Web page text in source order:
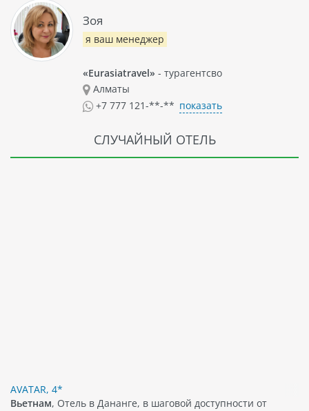
Зоя
я ваш менеджер
«Eurasiatravel» - турагентсво
Алматы
+7 777 121-**-** показать
СЛУЧАЙНЫЙ ОТЕЛЬ
AVATAR, 4*
Вьетнам, Отель в Дананге, в шаговой доступности от